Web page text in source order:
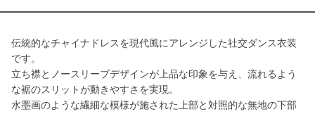
伝統的なチャイナドレスを現代風にアレンジした社交ダンス衣装
です。
立ち襟とノースリーブデザインが上品な印象を与え、流れるよう
な裾のスリットが動きやすさを実現。
水墨画のような繊細な模様が施された上部と対照的な無地の下部